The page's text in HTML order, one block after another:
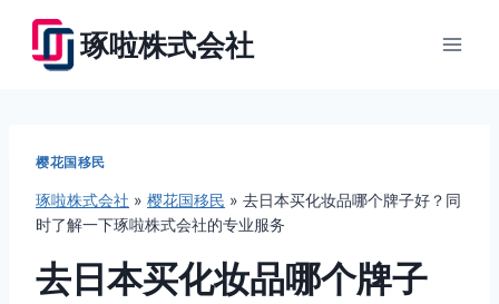
琢啦株式会社
樱花国移民
琢啦株式会社 » 樱花国移民 » 去日本买化妆品哪个牌子好？同
时了解一下琢啦株式会社的专业服务
去日本买化妆品哪个牌子